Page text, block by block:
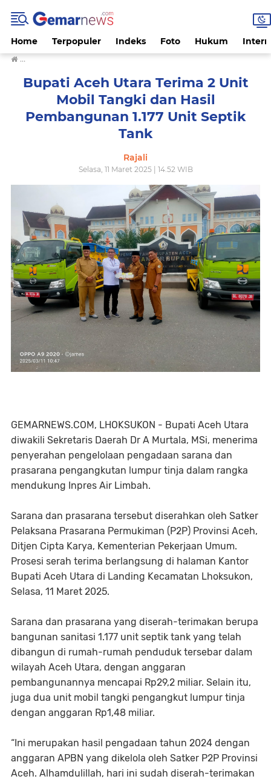
Home Terpopuler Indeks Foto Hukum
›
Bupati Aceh Utara Terima 2 Unit
Mobil Tangki dan Hasil
Pembangunan 1.177 Unit Septik
Tank
Rajali
Selasa, 11 Maret 2025 | 14.52 WIB
GEMARNEWS.COM, LHOKSUKON - Bupati Aceh Utara
diwakili Sekretaris Daerah Dr A Murtala, MSi, menerima
penyerahan pengelolaan pengadaan sarana dan
prasarana pengangkutan lumpur tinja dalam rangka
mendukung Inpres Air Limbah.
Sarana dan prasarana tersebut diserahkan oleh Satker
Pelaksana Prasarana Permukiman (P2P) Provinsi Aceh,
Ditjen Cipta Karya, Kementerian Pekerjaan Umum.
Prosesi serah terima berlangsung di halaman Kantor
Bupati Aceh Utara di Landing Kecamatan Lhoksukon,
Selasa, 11 Maret 2025.
Sarana dan prasarana yang diserah-terimakan berupa
bangunan sanitasi 1.177 unit septik tank yang telah
dibangun di rumah-rumah penduduk tersebar dalam
wilayah Aceh Utara, dengan anggaran
pembangunannya mencapai Rp29,2 miliar. Selain itu,
juga dua unit mobil tangki pengangkut lumpur tinja
dengan anggaran Rp1,48 miliar.
“Ini merupakan hasil pengadaan tahun 2024 dengan
anggaran APBN yang dikelola oleh Satker P2P Provinsi
Aceh. Alhamdulillah, hari ini sudah diserah-terimakan